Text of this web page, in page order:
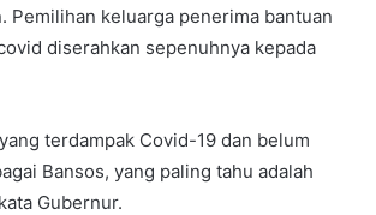
Pemilihan keluarga penerima bantuan
diserahkan sepenuhnya kepada
terdampak Covid-19 dan belum
Bansos, yang paling tahu adalah
Gubernur.